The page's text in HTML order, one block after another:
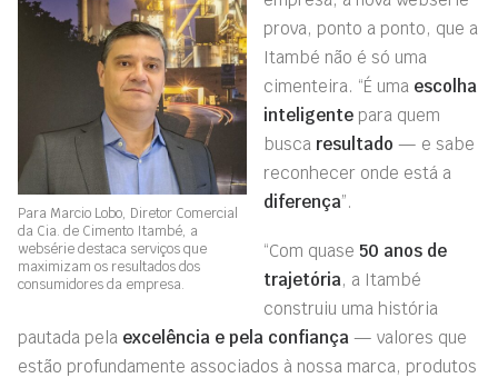
Para Marcio Lobo, Diretor Comercial
da Cia. de Cimento Itambé, a
websérie destaca serviços que
maximizam os resultados dos
consumidores da empresa.
prova, ponto a ponto, que a
Itambé não é só uma
cimenteira. “É uma escolha
inteligente para quem
busca resultado — e sabe
reconhecer onde está a
diferença”.
“Com quase 50 anos de
trajetória, a Itambé
construiu uma história
pautada pela excelência e pela confiança — valores que
estão profundamente associados à nossa marca, produtos